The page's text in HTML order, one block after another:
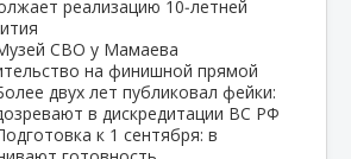
реализацию 10‑летней
СВО у Мамаева
на финишной прямой
двух лет публиковал фейки:
в дискредитации ВС РФ
к 1 сентября: в